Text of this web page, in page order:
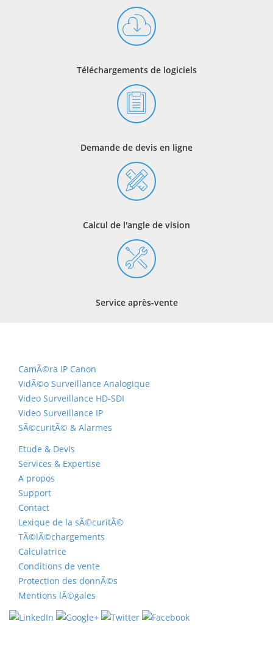
Téléchargements de logiciels
Demande de devis en ligne
Calcul de l'angle de vision
Service après-vente
CamÃ©ra IP Canon
VidÃ©o Surveillance Analogique
Video Surveillance HD-SDI
Video Surveillance IP
SÃ©curitÃ© & Alarmes
Etude & Devis
Services & Expertise
A propos
Support
Contact
Lexique de la sÃ©curitÃ©
TÃ©lÃ©chargements
Calculatrice
Conditions de vente
Protection des donnÃ©s
Mentions lÃ©gales